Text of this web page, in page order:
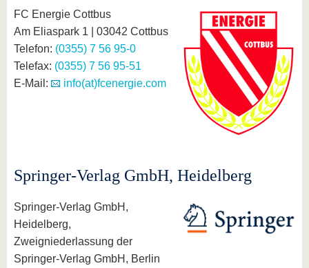
FC Energie Cottbus
Am Eliaspark 1 | 03042 Cottbus
Telefon: (0355) 7 56 95-0
Telefax: (0355) 7 56 95-51
E-Mail:
info(at)fcenergie.com
Springer-Verlag GmbH, Heidelberg
Springer-Verlag GmbH,
Heidelberg,
Zweigniederlassung der
Springer-Verlag GmbH, Berlin